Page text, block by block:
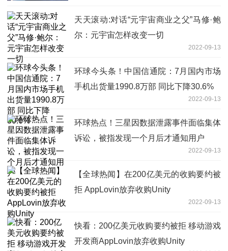
天天滚动:对话“元宇宙商业之父”马修·鲍
尔：元宇宙怎样改变一切
2022-09-13
环球今头条！中国信通院：7月国内市场
手机出货量1990.8万部 同比下降30.6%
2022-09-13
环球热点！三星因数据泄露事件面临集体
诉讼，被指发现一个月后才通知用户
2022-09-13
【全球热闻】在200亿美元的收购要约被
拒 AppLovin放弃收购Unity
2022-09-13
快看：200亿美元收购要约被拒 移动游戏
开发商AppLovin放弃收购Unity